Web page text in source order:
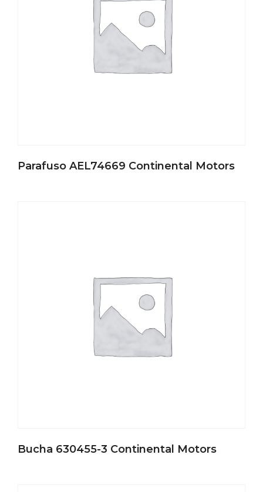
Parafuso AEL74669 Continental Motors
Bucha 630455-3 Continental Motors